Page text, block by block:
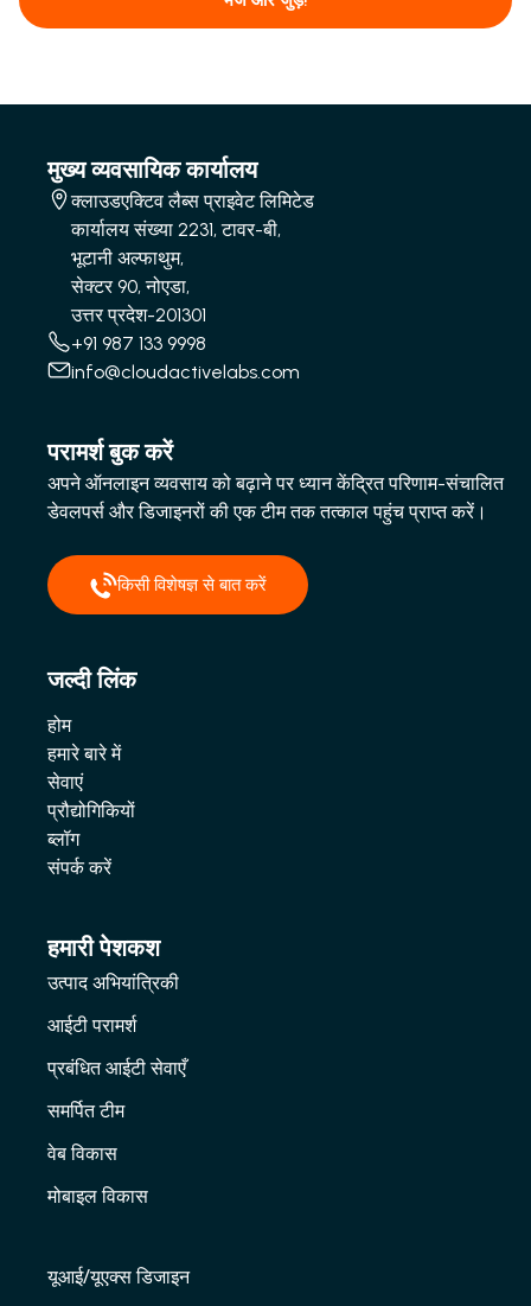
मुख्य व्यवसायिक कार्यालय
क्लाउडएक्टिव लैब्स प्राइवेट लिमिटेड
कार्यालय संख्या 2231, टावर-बी,
भूटानी अल्फाथुम,
सेक्टर 90, नोएडा,
उत्तर प्रदेश-201301
+91 987 133 9998
info@cloudactivelabs.com
परामर्श बुक करें
अपने ऑनलाइन व्यवसाय को बढ़ाने पर ध्यान केंद्रित परिणाम-संचालित
डेवलपर्स और डिजाइनरों की एक टीम तक तत्काल पहुंच प्राप्त करें।
किसी विशेषज्ञ से बात करें
जल्दी लिंक
होम
हमारे बारे में
सेवाएं
प्रौद्योगिकियों
ब्लॉग
संपर्क करें
हमारी पेशकश
उत्पाद अभियांत्रिकी
आईटी परामर्श
प्रबंधित आईटी सेवाएँ
समर्पित टीम
वेब विकास
मोबाइल विकास
यूआई/यूएक्स डिजाइन